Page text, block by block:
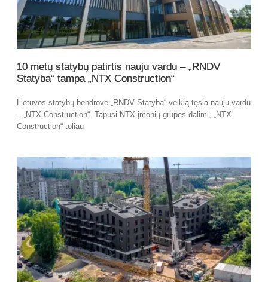
10 metų statybų patirtis nauju vardu – „RNDV
Statyba“ tampa „NTX Construction“
Lietuvos statybų bendrovė „RNDV Statyba“ veiklą tęsia nauju vardu
– „NTX Construction“. Tapusi NTX įmonių grupės dalimi, „NTX
Construction“ toliau